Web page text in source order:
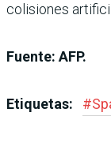
colisiones
Fuente: AFP.
Etiquetas: #